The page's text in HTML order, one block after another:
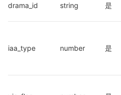
drama_id string 是
iaa_type number 是